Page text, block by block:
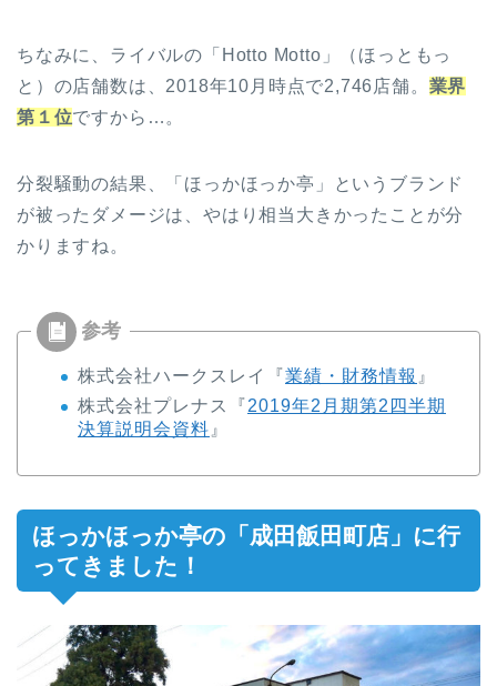
ちなみに、ライバルの「Hotto Motto」（ほっともっ
と）の店舗数は、2018年10月時点で2,746店舗。 業界
第１位ですから…。
分裂騒動の結果、「ほっかほっか亭」というブランド
が被ったダメージは、やはり相当大きかったことが分
かりますね。
株式会社ハークスレイ『業績・財務情報 』
株式会社プレナス『2019年2月期第2四半期
決算説明会資料 』
ほっかほっか亭の「成田飯田町店」に行
ってきました！